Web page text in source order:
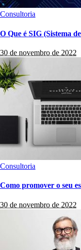
Consultoria
O Que é SIG (Sistema
30 de novembro de 2022
Consultoria
Como promover o seu
30 de novembro de 2022